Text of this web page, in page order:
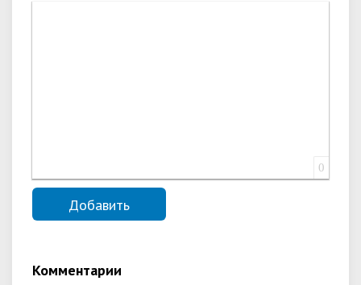
0
Комментарии